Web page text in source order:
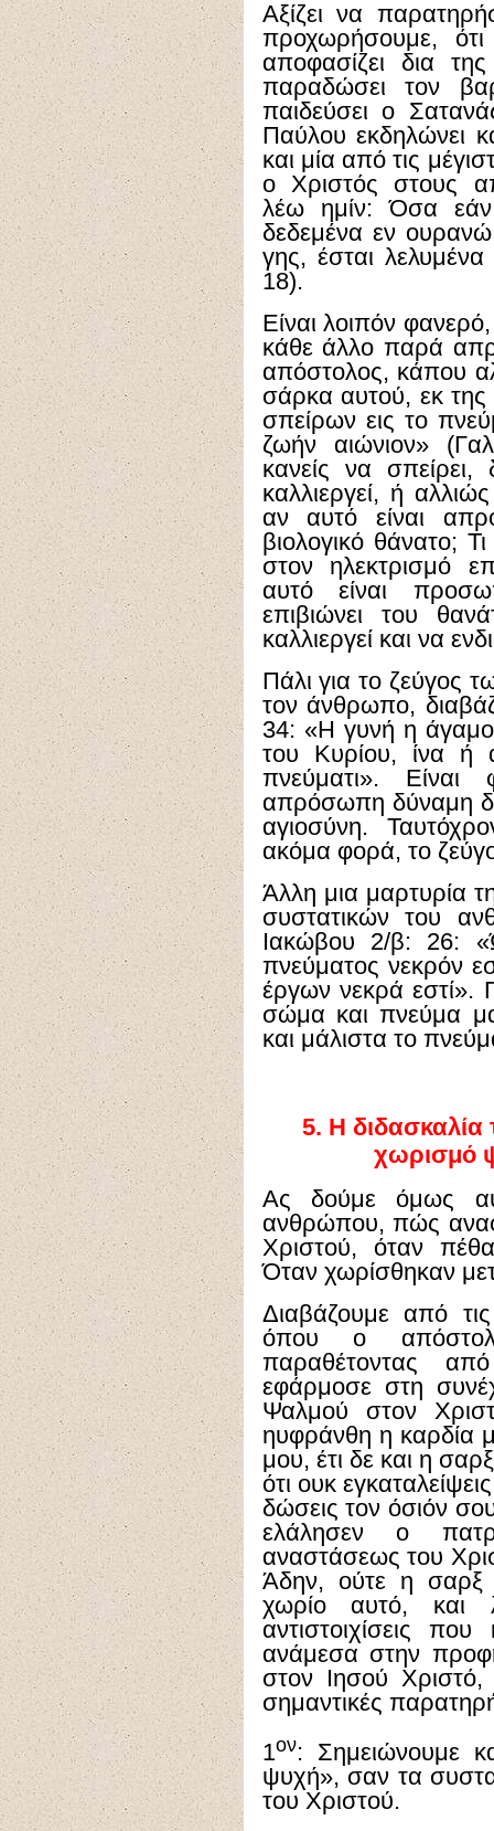
Αξίζει να
προχωρήσουμε,
αποφασίζει δια
παραδώσει τον
παιδεύσει ο
Παύλου εκδηλώνει
και μία από τις
ο Χριστός στους
λέω ημίν: Όσα εάν
δεδεμένα εν
γης, έσται
18).
Είναι λοιπόν
κάθε άλλο παρά
απόστολος, κάπου
σάρκα αυτού, εκ
σπείρων εις το
ζωήν αιώνιον»
κανείς να
καλλιεργεί, ή
αν αυτό είναι
βιολογικό θάνατο;
στον ηλεκτρισμό
αυτό είναι
επιβιώνει του
καλλιεργεί και να
Πάλι για το ζεύγος
τον άνθρωπο,
34: «Η γυνή η
του Κυρίου, ίνα ή
πνεύματι».
απρόσωπη δύναμη
αγιοσύνη.
ακόμα φορά, το
Άλλη μια μαρτυρία
συστατικών του
Ιακώβου 2/β: 26:
πνεύματος νεκρόν
έργων νεκρά εστί».
σώμα και πνεύμα
και μάλιστα το
5. Η διδασκαλία
χωρισμό
Ας δούμε όμως
ανθρώπου, πώς
Χριστού, όταν
Όταν χωρίσθηκαν
Διαβάζουμε από
όπου ο
παραθέτοντας
εφάρμοσε στη
Ψαλμού στον
ηυφράνθη η καρδία
μου, έτι δε και η
ότι ουκ
δώσεις τον όσιόν
ελάλησεν ο
αναστάσεως του
Άδην, ούτε η σαρξ
χωρίο αυτό, και
αντιστοιχίσεις
ανάμεσα στην
στον Ιησού
σημαντικές
1ον: Σημειώνουμε
ψυχή», σαν τα
του Χριστού.